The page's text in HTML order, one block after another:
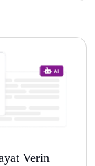
Verin